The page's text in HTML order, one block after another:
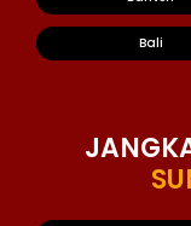
Bali